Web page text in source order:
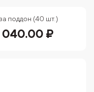
поддон (40 шт.)
040.00 ₽